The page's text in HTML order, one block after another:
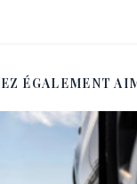
ÉGALEMENT